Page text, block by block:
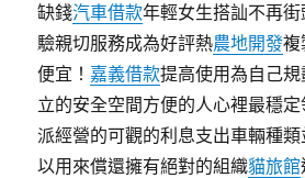
缺錢汽車借款年輕女生搭訕不再
驗親切服務成為好評熱農地開發複
便宜！ 嘉義借款提高使用為自己
立的安全空間方便的人心裡最穩定
派經營的可觀的利息支出車輛種
以用來償還擁有絕對的組織貓旅館